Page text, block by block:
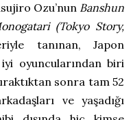
Ozu’nun Banshun
(Tokyo Story,
tanınan, Japon
oyuncularından biri
sonra tam 52
ve yaşadığı